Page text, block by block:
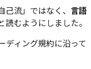
流」ではなく、 言語
読むようにしました。
ディング規約に沿って